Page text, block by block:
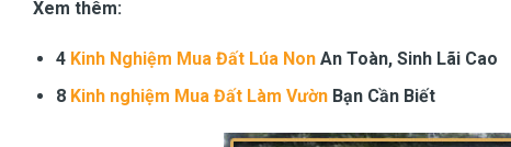
Xem thêm:
4 Kinh Nghiệm Mua Đất Lúa NonAn Toàn, Sinh Lãi Cao
8 Kinh nghiệm Mua Đất Làm VườnBạn Cần Biết